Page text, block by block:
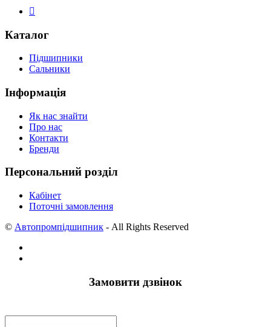
Каталог
Підшипники
Сальники
Інформація
Як нас знайти
Про нас
Контакти
Бренди
Персональний розділ
Кабінет
Поточні замовлення
© Автопромпідшипник - All Rights Reserved
Замовити дзвінок